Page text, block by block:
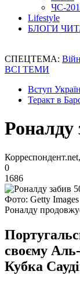
ЧС-
Lifestyle
БЛОГИ
СПЕЦТЕМА:
ВСІ ТЕМИ
Вступ
Теракт в
Роналду
0
1686
Фото: Getty Images
Роналду
своєму
Кубка